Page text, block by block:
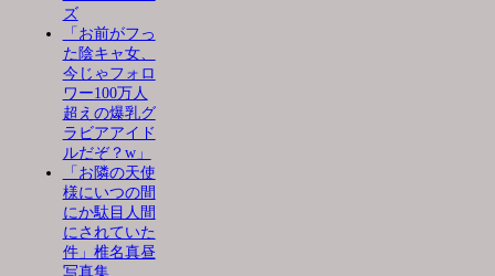
ズ
「お前がフっ
た陰キャ女、
今じゃフォロ
ワー100万人
超えの爆乳グ
ラビアアイド
ルだぞ？w」
「お隣の天使
様にいつの間
にか駄目人間
にされていた
件」椎名真昼
写真集